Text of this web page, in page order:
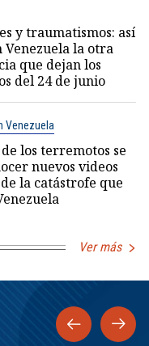
y traumatismos: así
Venezuela la otra
que dejan los
del 24 de junio
Venezuela
los terremotos se
nuevos videos
la catástrofe que
Ver más